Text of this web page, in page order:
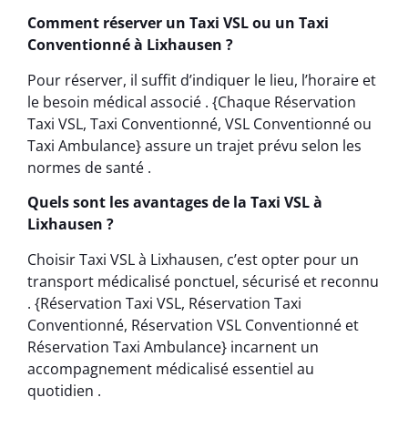
Comment réserver un Taxi VSL ou un Taxi
Conventionné à Lixhausen ?
Pour réserver, il suffit d’indiquer le lieu, l’horaire et
le besoin médical associé . {Chaque Réservation
Taxi VSL, Taxi Conventionné, VSL Conventionné ou
Taxi Ambulance} assure un trajet prévu selon les
normes de santé .
Quels sont les avantages de la Taxi VSL à
Lixhausen ?
Choisir Taxi VSL à Lixhausen, c’est opter pour un
transport médicalisé ponctuel, sécurisé et reconnu
. {Réservation Taxi VSL, Réservation Taxi
Conventionné, Réservation VSL Conventionné et
Réservation Taxi Ambulance} incarnent un
accompagnement médicalisé essentiel au
quotidien .